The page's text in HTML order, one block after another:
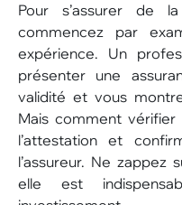
Pour s’assurer de
commencez par
expérience. Un
présenter une
validité et vous
Mais comment vérifier
l’attestation et
l’assureur. Ne
elle est